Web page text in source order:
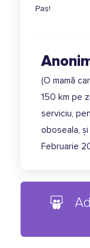
Pas!
(O mamă
150 km pe
serviciu,
oboseala,
Februarie